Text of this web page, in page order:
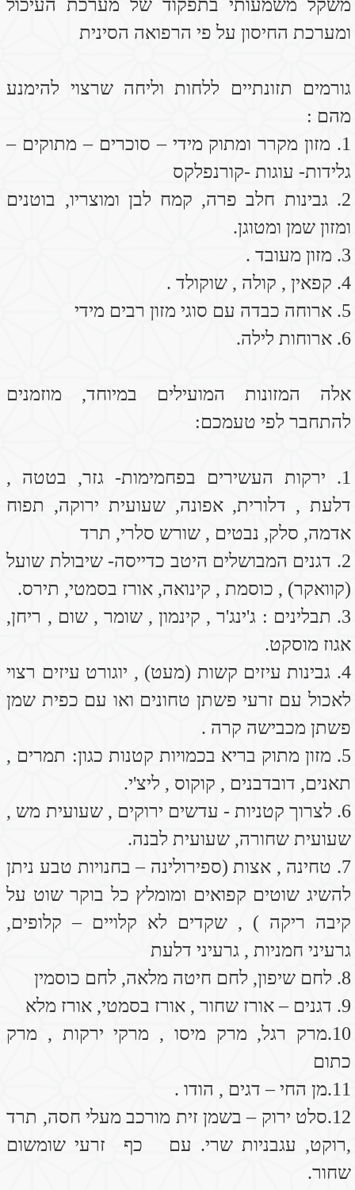
3. מזון מעובד .
4. קפאין , קולה , שוקולד .
1. ירקות העשירים בפחמימות- גזר, בטטה ,
דלעת , דלורית, אפונה, שעועית ירוקה, תפוח
אדמה, סלק, נבטים , שורש סלרי, תרד
2. דגנים המבושלים היטב כדייסה- שיבולת שועל
אגוז מוסקט.
4. גבינות עיזים קשות (מעט) , יוגורט עיזים רצוי
פשתן מכבישה קרה .
תאנים, דובדבנים , קוקוס , ליצ'י.
6. לצרוך קטניות - עדשים ירוקים , שעועית מש ,
שעועית שחורה, שעועית לבנה.
קיבה ריקה ) , שקדים לא קלויים – קלופים,
גרעיני חמניות , גרעיני דלעת
8. לחם שיפון, לחם חיטה מלאה, לחם כוסמין
10.מרק רגל, מרק מיסו , מרקי ירקות , מרק
כתום
12.סלט ירוק – בשמן זית מורכב מעלי חסה, תרד
13. נבטי אלפלפה
14. מזון מלכות (כפית ביום )
15. שמן פשתן כפית ביום . או - שמן האמפ –
כפית ביום.
16. זרעי צ'יה (רצוי 2 כפיות ביום , מאוד
מסייעים בהורדת התאווה לטעם מתוק ומאזן
יש להקפיד על ארוחות בוקר וערב חמות ! כגון :
מרק חם , שקשוקה , דייסה, ביצה קשה
(מבושלת) , ירקות מבושלים \ מוקפצים \מאודים
. בקיץ מומלץ פירות בבוקר (אפשר בשייקים)
דוגמא לארוחות \ המלצה :
בבוקר – דייסת קוואקר על בסיס מים עם קינמון ,
קוקוס ושקדים , אפשר להמתיק עם סילאן- דבש
תמרים. או פשוט לאכול ביצה קשה – מכילה את
החלבון הדרוש ומאוד מייצרת ריכוז של אנרגיה
בשעת עשר – סנדוויץ מלחם שיפון או כוסמין ,
עם עלה חסה ,טחינה, חביתת תרד ואו ביצה
קשה,אבוקדו ועגבניה.
בצהרים – מנת הודו \ עוף \דגים עם ירקות